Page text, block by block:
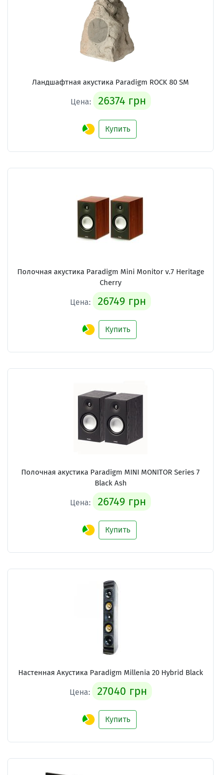
Ландшафтная акустика Paradigm ROCK 80 SM
Цена: 26374 грн
Купить
Полочная акустика Paradigm Mini Monitor v.7 Heritage
Cherry
Цена: 26749 грн
Купить
Полочная акустика Paradigm MINI MONITOR Series 7
Black Ash
Цена: 26749 грн
Купить
Настенная Акустика Paradigm Millenia 20 Hybrid Black
Цена: 27040 грн
Купить